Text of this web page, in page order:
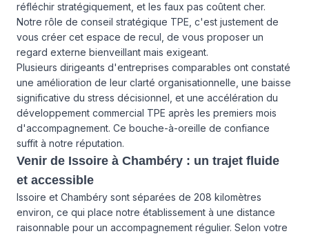
réfléchir stratégiquement, et les faux pas coûtent cher.
Notre rôle de conseil stratégique TPE, c'est justement de
vous créer cet espace de recul, de vous proposer un
regard externe bienveillant mais exigeant.
Plusieurs dirigeants d'entreprises comparables ont constaté
une amélioration de leur clarté organisationnelle, une baisse
significative du stress décisionnel, et une accélération du
développement commercial TPE après les premiers mois
d'accompagnement. Ce bouche-à-oreille de confiance
suffit à notre réputation.
Venir de Issoire à Chambéry : un trajet fluide
et accessible
Issoire et Chambéry sont séparées de 208 kilomètres
environ, ce qui place notre établissement à une distance
raisonnable pour un accompagnement régulier. Selon votre